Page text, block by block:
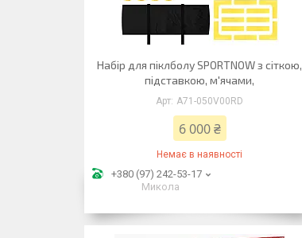
Набір для піклболу SPORTNOW з сіткою,
підставкою, м'ячами,
A71-050V00RD
6 000 ₴
Немає в наявності
+380 (97) 242-53-17
Микола